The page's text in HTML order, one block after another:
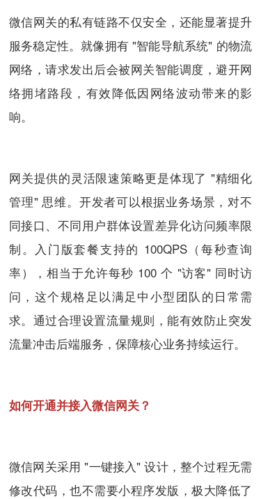
微信网关的私有链路不仅安全，还能显著提升
服务稳定性。就像拥有 "智能导航系统" 的物流
网络，请求发出后会被网关智能调度，避开网
络拥堵路段，有效降低因网络波动带来的影
响。
网关提供的灵活限速策略更是体现了 "精细化
管理" 思维。开发者可以根据业务场景，对不
同接口、不同用户群体设置差异化访问频率限
制。入门版套餐支持的 100QPS（每秒查询
率），相当于允许每秒 100 个 "访客" 同时访
问，这个规格足以满足中小型团队的日常需
求。通过合理设置流量规则，能有效防止突发
流量冲击后端服务，保障核心业务持续运行。
如何开通并接入微信网关？
微信网关采用 "一键接入" 设计，整个过程无需
修改代码，也不需要小程序发版，极大降低了